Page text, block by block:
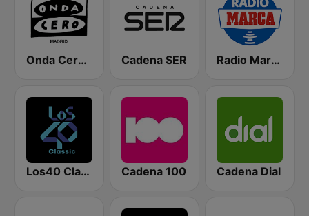
Onda Cero Madrid Cadena SER Radio Marca Nacional
Los40 Classic Cadena 100 Cadena Dial